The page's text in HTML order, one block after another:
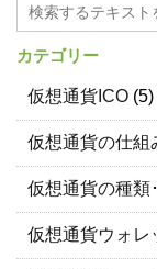
カテゴリー
仮想通貨ICO (5)
仮想通貨の仕組
仮想通貨の種類
仮想通貨ウォレ